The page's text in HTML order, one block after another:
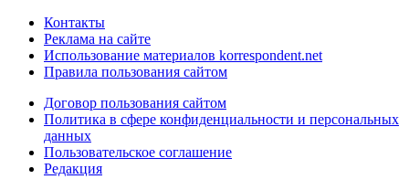
Контакты
Реклама на сайте
Использование материалов korrespondent.net
Правила пользования сайтом
Договор пользования сайтом
Политика в сфере конфиденциальности и персональных
данных
Пользовательское соглашение
Редакция